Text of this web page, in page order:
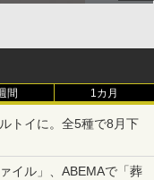
間 1カ月
トイに。全5種で8月下
イル」、ABEMAで「葬